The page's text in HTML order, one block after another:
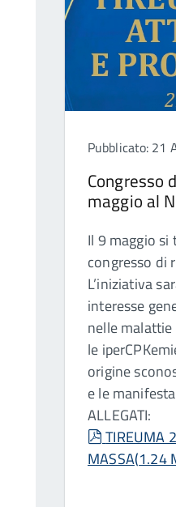
Pubblicato: 21
Congresso
maggio al
Il 9 maggio si
congresso di
L’iniziativa
interesse
nelle malattie
le
origine
e le
ALLEGATI:
pdf
TIREUMA
MASSA(1.24